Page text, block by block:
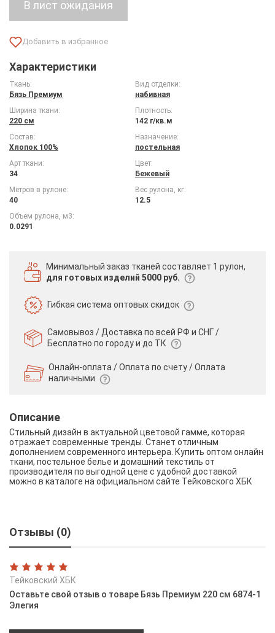
Характеристики
Ткань:
Бязь Премиум
Вид отделки:
набивная
Ширина ткани:
220 см
Плотность:
142 г/кв.м
Состав:
Хлопок 100%
Назначение:
постельная
Арт ткани:
34
Цвет:
Бежевый
Метров в рулоне:
40
Вес рулона, кг:
12.5
Объем рулона, м3:
0.0291
Минимальный заказ тканей составляет 1 рулон,
для готовых изделий 5000 руб.
Гибкая системаоптовых скидок
Самовывоз / Доставка по всей РФ и СНГ /
Бесплатно по городу и до ТК
Онлайн-оплата / Оплата по счету /Оплата
наличными
Описание
Стильный дизайн в актуальной цветовой гамме, которая
отражает современные тренды. Станет отличным
дополнением современного интерьера. Купить оптом онлайн
ткани, постельное белье и домашний текстиль от
производителя по выгодной цене с удобной доставкой
можно в каталоге на официальном сайте Тейковского ХБК
Отзывы (0)
Тейковский ХБК
Оставьте свой отзыв о товаре Бязь Премиум 220 см 6874-1
Элегия